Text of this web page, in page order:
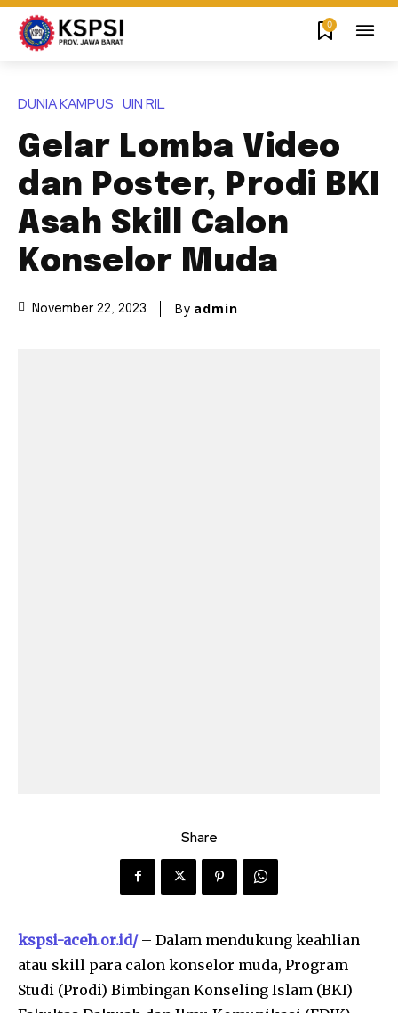
0
DUNIA KAMPUS UIN RIL
Gelar Lomba Video
dan Poster, Prodi BKI
Asah Skill Calon
Konselor Muda
November 22, 2023 By admin
Share
kspsi-aceh.or.id/– Dalam mendukung keahlian
atau skill para calon konselor muda, Program
Studi (Prodi) Bimbingan Konseling Islam (BKI)